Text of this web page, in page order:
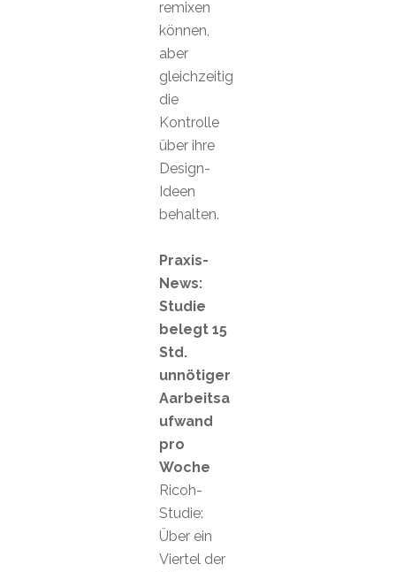
remixen
können,
aber
gleichzeitig
die
Kontrolle
über ihre
Design-
Ideen
behalten.
Praxis-
News:
Studie
belegt 15
Std.
unnötiger
Aarbeitsa
ufwand
pro
Woche
Ricoh-
Studie:
Über ein
Viertel der